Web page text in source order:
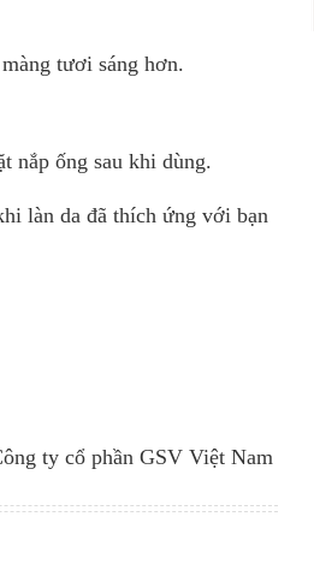
tươi sáng hơn.
nắp ống sau khi dùng.
làn da đã thích ứng với bạn
ty cổ phần GSV Việt Nam